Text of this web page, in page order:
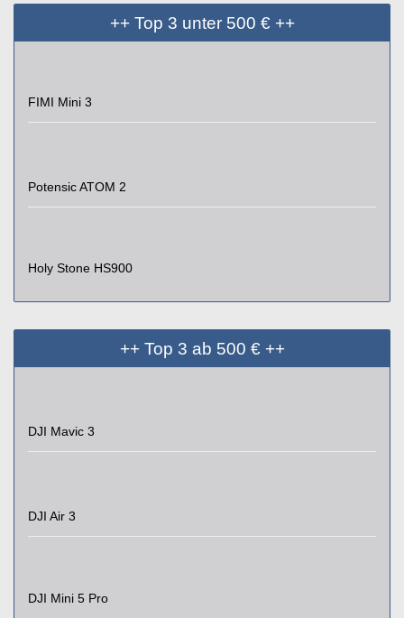
++ Top 3 unter 500 € ++
FIMI Mini 3
Potensic ATOM 2
Holy Stone HS900
++ Top 3 ab 500 € ++
DJI Mavic 3
DJI Air 3
DJI Mini 5 Pro